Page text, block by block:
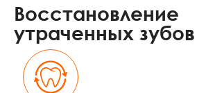
Восстановление
утраченных зубов